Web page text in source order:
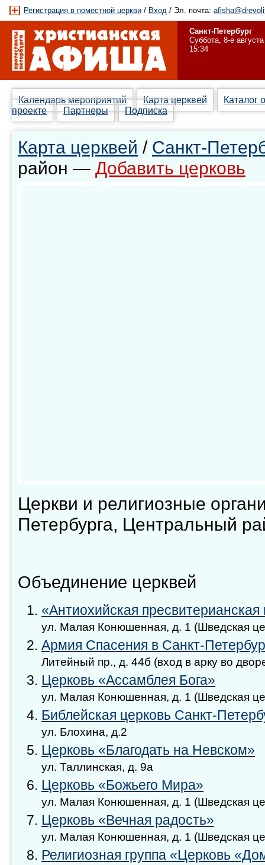
Регистрация в поместной церкви / Вход / Эл. почта:
Санкт-Петербург
Суббота, 8-е августа
15:34
Календарь мероприятий Карта церквей
Каталог
проекте
Партнеры Подписка
Карта церквей / Санкт-
район — Добавить церковь
Церкви и религиозные
Петербурга, Центральный
Объединение церквей
«Антиохийская пресвитерианская
ул. Малая Конюшенная, д. 1 (Шведская
Армия Спасения в Санкт-
Литейный пр., д. 44б (вход в арку во
Церковь «Ассамблея Бога»
ул. Малая Конюшенная, д. 1 (Шведская
Библейская церковь Санкт-
ул. Блохина, д.2
Церковь «Благодать на Невском»
ул. Таллинская, д. 9а
Церковь «Божьего Мира»
ул. Малая Конюшенная, д. 1 (Шведская
Церковь «Вечная радость»
ул. Малая Конюшенная, д. 1 (Шведская
Религиозная группа «Церковь